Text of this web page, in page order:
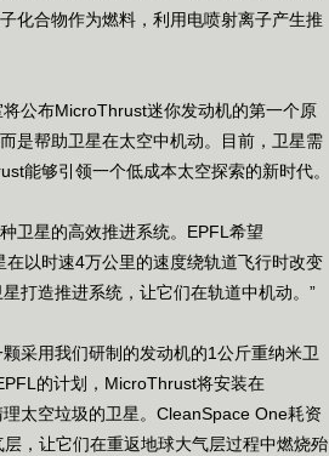
化合物作为燃料，利用电喷射离子产生推
公布MicroThrust迷你发动机的第一个原
是帮助卫星在太空中机动。目前，卫星需
能够引领一个低成本太空探索的新时代。
星的高效推进系统。EPFL希望
以时速4万公里的速度绕轨道飞行时改变
打造推进系统，让它们在轨道中机动。”
采用我们研制的发动机的1公斤重纳米卫
的计划，MicroThrust将安装在
太空垃圾的卫星。CleanSpace One耗资
，让它们在重返地球大气层过程中燃烧殆